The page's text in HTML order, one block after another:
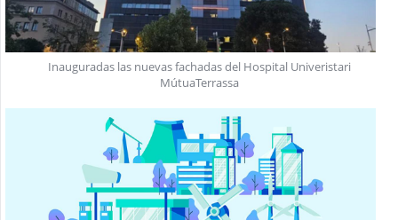
Inauguradas las nuevas fachadas del Hospital Univeristari
MútuaTerrassa